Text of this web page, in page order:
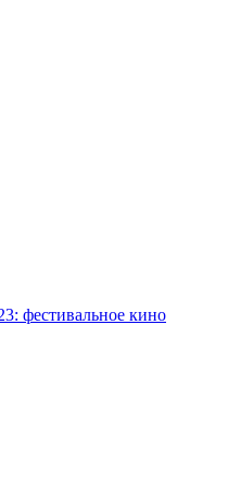
фестивальное кино